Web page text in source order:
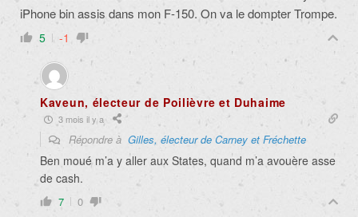
iPhone bin assis dans mon F-150. On va le dompter Trompe.
5 -1
Kaveun, électeur de Poilièvre et Duhaime
3 mois il y a
Répondre à Gilles, électeur de Carney et Fréchette
Ben moué m’a y aller aux States, quand m’a avouère asse
de cash.
7 0